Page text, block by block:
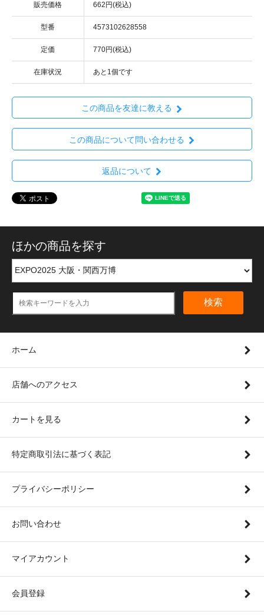
販売価格 662円(税込)
型番 4573102628558
定価 770円(税込)
在庫状況 あと1個です
この商品を友達に教える
この商品について問い合わせる
返品について
ほかの商品を探す
検索
ホーム
店舗へのアクセス
カートを見る
特定商取引法に基づく表記
プライバシーポリシー
お問い合わせ
マイアカウント
会員登録